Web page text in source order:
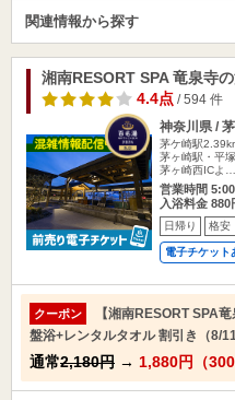
関連情報から探す
湘南RESORT SPA 竜泉寺
4.4点/ 594 件
神奈川県 /
茅ケ崎駅
茅ヶ崎駅・平
茅ヶ崎西ICよ…
営業時間
入浴料金 880
日帰り 格安
電子チケット
クーポン
【湘南RESORT SPA
盤浴+レンタルタオル 割引き（8/
通常2,180円 → 1,880円（300